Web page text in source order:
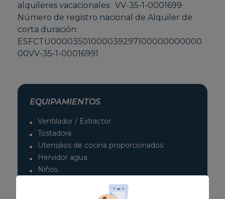
alquileres vacacionales: VV-35-1-0001699
Número de registro nacional de Alquiler de
corta duración:
ESFCTU00003501000039297100000000000
00VV-35-1-00016991
EQUIPAMIENTOS
Ventilador / Extractor
Tostadora
Utensilios de cocina proporcionados
Hervidor agua
Niños
Ropa de cama y toallas